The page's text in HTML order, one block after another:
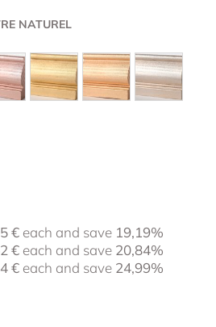
NATUREL
€ each and save 19,19%
€ each and save 20,84%
€ each and save 24,99%